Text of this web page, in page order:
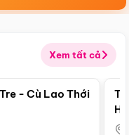
Xem tất cả
Điểm nổi bật
- Cù Lao Thới